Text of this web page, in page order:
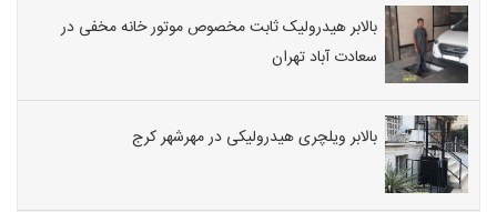
بالابر هیدرولیک ثابت مخصوص موتور خانه مخفی در
سعادت آباد تهران
بالابر ویلچری هیدرولیکی در مهرشهر کرج